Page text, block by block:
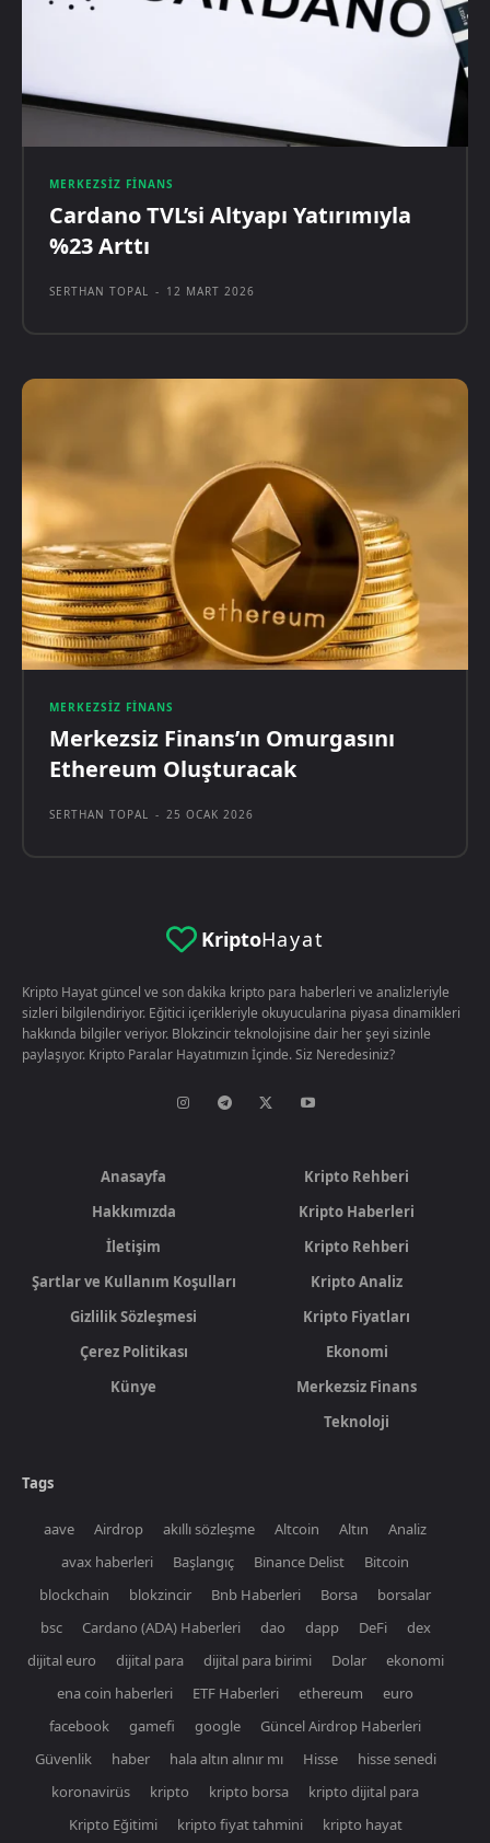
MERKEZSIZ FINANS
Cardano TVL’si Altyapı Yatırımıyla
%23 Arttı
SERTHAN TOPAL - 12 MART 2026
MERKEZSIZ FINANS
Merkezsiz Finans’ın Omurgasını
Ethereum Oluşturacak
SERTHAN TOPAL - 25 OCAK 2026
KriptoHayat
Kripto Hayat güncel ve son dakika kripto para haberleri ve analizleriyle
sizleri bilgilendiriyor. Eğitici içerikleriyle okuyucularina piyasa dinamikleri
hakkında bilgiler veriyor. Blokzincir teknolojisine dair her şeyi sizinle
paylaşıyor. Kripto Paralar Hayatımızın İçinde. Siz Neredesiniz?
Anasayfa
Hakkımızda
İletişim
Şartlar ve Kullanım Koşulları
Gizlilik Sözleşmesi
Çerez Politikası
Künye
Kripto Rehberi
Kripto Haberleri
Kripto Rehberi
Kripto Analiz
Kripto Fiyatları
Ekonomi
Merkezsiz Finans
Teknoloji
Tags
aave Airdrop akıllı sözleşme Altcoin Altın
Analiz
avax haberleri
Başlangıç Binance Delist
Bitcoin
blockchain
blokzincir Bnb Haberleri Borsa
borsalar
bsc
Cardano (ADA) Haberleri dao dapp DeFi
dex
dijital euro
dijital para dijital para birimi Dolar
ekonomi
ena coin haberleri
ETF Haberleri ethereum
euro
facebook
gamefi google
Güncel Airdrop Haberleri
Güvenlik
haber hala altın alınır mı Hisse
hisse senedi
koronavirüs
kripto kripto borsa
kripto dijital para
Kripto Eğitimi
kripto fiyat tahmini kripto hayat